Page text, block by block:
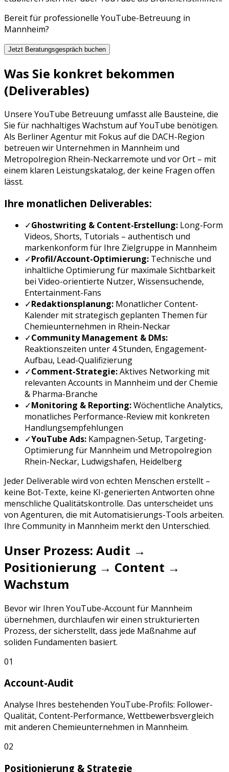
Bereit für professionelle YouTube-Betreuung in
Mannheim?
Jetzt Beratungsgespräch buchen
Was Sie konkret bekommen
(Deliverables)
Unsere YouTube Betreuung umfasst alle Bausteine, die
Sie für nachhaltiges Wachstum aufYouTube benötigen.
Als Berliner Agentur mit Fokus auf die DACH-Region
betreuen wir Unternehmen in Mannheim und
Metropolregion Rhein-Neckarremote und vor Ort – mit
einem klaren Leistungskatalog, der keine Fragen offen
lässt.
Ihre monatlichen Deliverables:
✓Ghostwriting & Content-Erstellung: Long-Form
Videos, Shorts, Tutorials – authentisch und
markenkonform für Ihre Zielgruppe in Mannheim
✓Profil/Account-Optimierung: Technische und
inhaltliche Optimierung für maximale Sichtbarkeit
bei Video-orientierte Nutzer, Wissensuchende,
Entertainment-Fans
✓Redaktionsplanung: Monatlicher Content-
Kalender mit strategisch geplanten Themen für
Chemieunternehmen in Rhein-Neckar
✓Community Management & DMs:
Reaktionszeiten unter 4 Stunden, Engagement-
Aufbau, Lead-Qualifizierung
✓Comment-Strategie:Aktives Networking mit
relevanten Accounts in Mannheim und derChemie
& Pharma-Branche
✓Monitoring & Reporting:Wöchentliche Analytics,
monatliches Performance-Review mit konkreten
Handlungsempfehlungen
✓YouTube Ads: Kampagnen-Setup, Targeting-
Optimierung für Mannheim und Metropolregion
Rhein-Neckar, Ludwigshafen, Heidelberg
Jeder Deliverable wird von echten Menschen erstellt –
keine Bot-Texte, keine KI-generierten Antworten ohne
menschliche Qualitätskontrolle. Das unterscheidet uns
von Agenturen, die mit Automatisierungs-Tools arbeiten.
Ihre Community in Mannheim merkt den Unterschied.
Unser Prozess: Audit →
Positionierung → Content →
Wachstum
Bevor wir Ihren YouTube-Account für Mannheim
übernehmen, durchlaufen wir einen strukturierten
Prozess, der sicherstellt, dass jede Maßnahme auf
soliden Fundamenten basiert.
01
Account-Audit
Analyse Ihres bestehenden YouTube-Profils: Follower-
Qualität, Content-Performance, Wettbewerbsvergleich
mit anderen Chemieunternehmen in Mannheim.
02
Positionierung & Strategie